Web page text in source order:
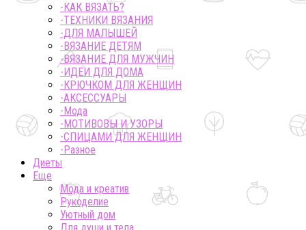
-КАК ВЯЗАТЬ?
-ТЕХНИКИ ВЯЗАНИЯ
-ДЛЯ МАЛЫШЕЙ
-ВЯЗАНИЕ ДЕТЯМ
-ВЯЗАНИЕ ДЛЯ МУЖЧИН
-ИДЕИ ДЛЯ ДОМА
-КРЮЧКОМ ДЛЯ ЖЕНЩИН
-AКСЕССУАРЫ
-Мода
-МОТИВОВЫ И УЗОРЫ
-СПИЦАМИ ДЛЯ ЖЕНЩИН
-Разное
Диеты
Еще
Мода и креатив
Рукоделие
Уютный дом